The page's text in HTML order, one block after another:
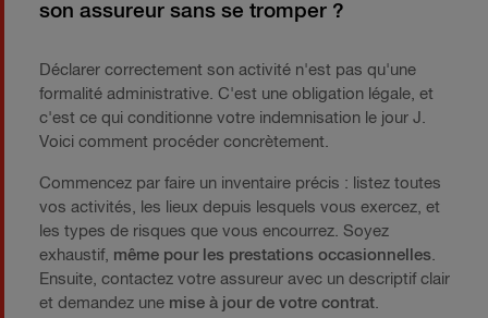
son assureur sans se tromper ?
Déclarer correctement son activité n'est pas qu'une
formalité administrative. C'est une obligation légale, et
c'est ce qui conditionne votre indemnisation le jour J.
Voici comment procéder concrètement.
Commencez par faire un inventaire précis : listez toutes
vos activités, les lieux depuis lesquels vous exercez, et
les types de risques que vous encourrez. Soyez
exhaustif, même pour les prestations occasionnelles.
Ensuite, contactez votre assureur avec un descriptif clair
et demandez une mise à jour de votre contrat.